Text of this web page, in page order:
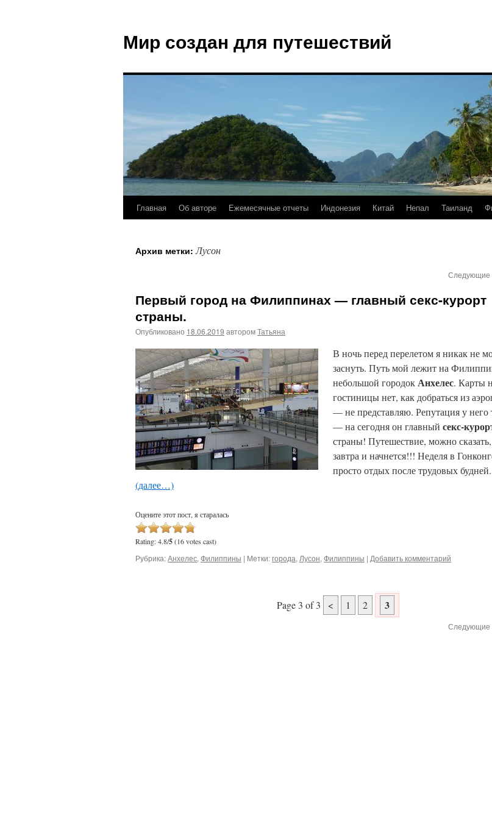
Мир создан для путешествий
Главная Об авторе Ежемесячные отчеты Индонезия Китай Непал Таиланд
Архив метки:Лусон
Следующие
Первый город на Филиппинах — главный секс-курорт
страны.
Опубликовано 18.06.2019 авторомТатьяна
В ночь перед перелетом я никак не
заснуть. Путь мой лежит на
небольшой городокАнхелес. Карты
гостиницы нет, как добраться из
— не представляю. Репутация у него
— на сегодня он главный секс-
страны! Путешествие, можно
завтра и начнется!!! Неделя в
просто отдых после трудовых будней.
(далее…)
Оцените этот пост, я старалась
Rating: 4.8/5(16 votes cast)
Рубрика:Анхелес, Филиппины | Метки:города, Лусон, Филиппины | Добавить комментарий
Page 3 of 3 < 1 2 3
Следующие